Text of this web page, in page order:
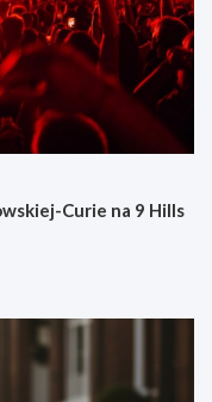
Curie na 9 Hills